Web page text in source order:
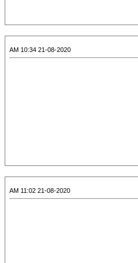
21-08-2020 10:34 AM
21-08-2020 11:02 AM